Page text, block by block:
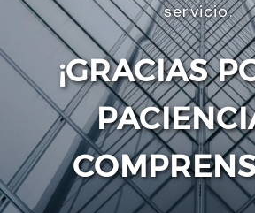
servicio.
¡GRACIAS
Enviar